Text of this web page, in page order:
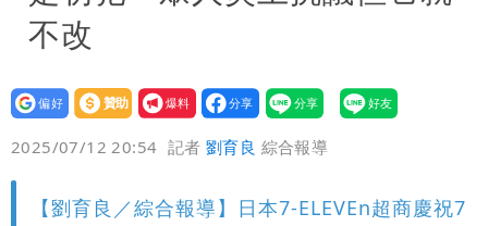
不改
設為
贊助
我要
爆料
2025/07/12 20:54 記者劉育良 綜合報導
【劉育良／綜合報導】日本7-ELEVEn超商慶祝7